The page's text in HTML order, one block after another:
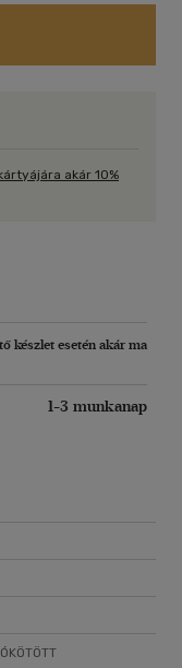
bevárták volna,
minden
kik oly bőven
tőle a patak
vonatkozó,
nem e sár
a minket
akár 10%
készlet esetén akár ma
1-3 munkanap